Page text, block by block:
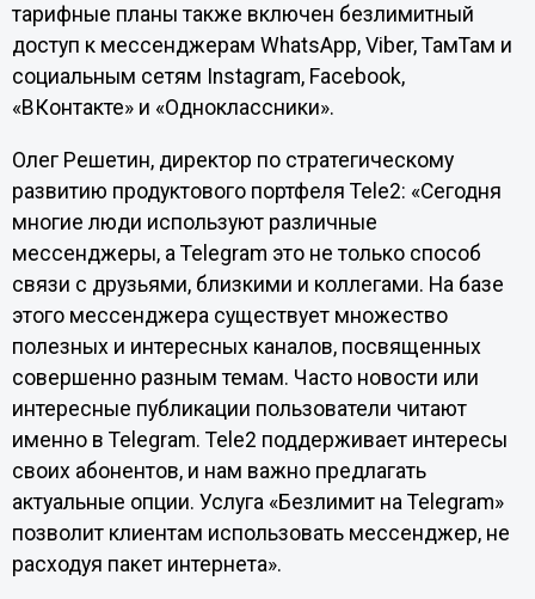
тарифные планы также включен безлимитный
доступ к мессенджерам WhatsApp, Viber, ТамТам и
социальным сетям Instagram, Facebook,
«ВКонтакте» и «Одноклассники».
Олег Решетин, директор по стратегическому
развитию продуктового портфеля Tele2: «Сегодня
многие люди используют различные
мессенджеры, а Telegram это не только способ
связи с друзьями, близкими и коллегами. На базе
этого мессенджера существует множество
полезных и интересных каналов, посвященных
совершенно разным темам. Часто новости или
интересные публикации пользователи читают
именно в Telegram. Tele2 поддерживает интересы
своих абонентов, и нам важно предлагать
актуальные опции. Услуга «Безлимит на Telegram»
позволит клиентам использовать мессенджер, не
расходуя пакет интернета».